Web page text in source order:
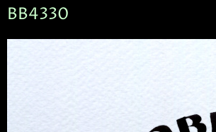
BB4330